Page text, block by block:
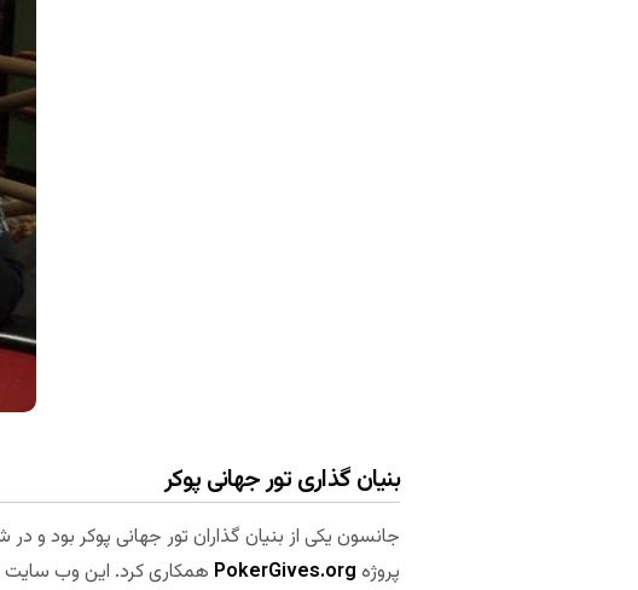
بنیان گذاری تور جهانی پوکر
پروژه PokerGives.org همکاری کرد. این وب سایت